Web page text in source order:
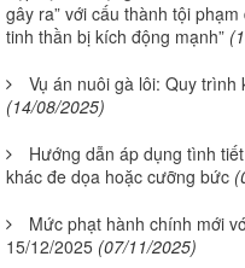
gây ra” với cấu thành tội
tinh thần bị kích động mạnh”
Vụ án nuôi gà lôi: Quy
(14/08/2025)
Hướng dẫn áp dụng tình
khác đe dọa hoặc cưỡng bức
Mức phạt hành chính mới
15/12/2025 (07/11/2025)